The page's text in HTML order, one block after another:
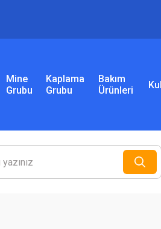
Mine
Grubu
Kaplama
Grubu
Bakım
Ürünleri